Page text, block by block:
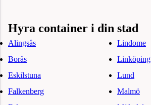
Hyra container i din stad
Alingsås
Borås
Eskilstuna
Falkenberg
Lindome
Linköping
Lund
Malmö